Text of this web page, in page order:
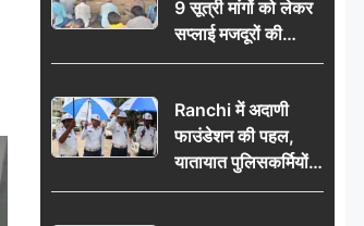
9 सूत्री मांगों को लेकर
सप्लाई मजदूरों की
हुंकार, 12 अगस्त के
Ranchi में अदाणी
फाउंडेशन की पहल,
यातायात पुलिसकर्मियों
को वितरित किए गए छाते